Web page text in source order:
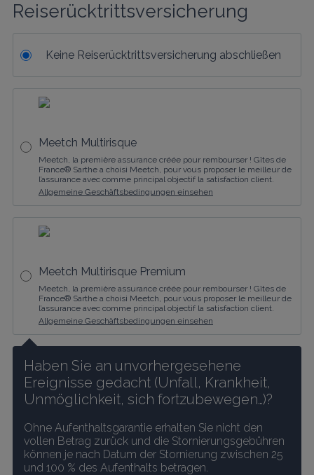
Reiserücktrittsversicherung
Keine Reiserücktrittsversicherung abschließen
Meetch Multirisque
Meetch, la première assurance créée pour rembourser ! Gîtes de
France® Sarthe a choisi Meetch, pour vous proposer le meilleur de
l’assurance avec comme principal objectif la satisfaction client.
Allgemeine Geschäftsbedingungen einsehen
Meetch Multirisque Premium
Meetch, la première assurance créée pour rembourser ! Gîtes de
France® Sarthe a choisi Meetch, pour vous proposer le meilleur de
l’assurance avec comme principal objectif la satisfaction client.
Allgemeine Geschäftsbedingungen einsehen
Haben Sie an unvorhergesehene
Ereignisse gedacht (Unfall, Krankheit,
Unmöglichkeit, sich fortzubewegen…)?
Ohne Aufenthaltsgarantie erhalten Sie nicht den
vollen Betrag zurück und die Stornierungsgebühren
können je nach Datum der Stornierung zwischen 25
und 100 % des Aufenthalts betragen.